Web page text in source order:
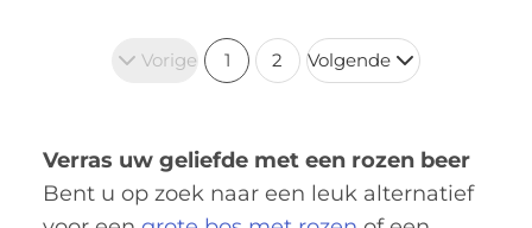
Vorige 1 2 Volgende
Verras uw geliefde met een rozen beer
Bent u op zoek naar een leuk alternatief